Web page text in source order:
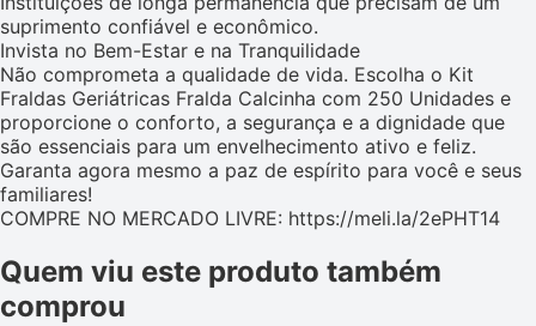
suprimento confiável e econômico.
Invista no Bem-Estar e na Tranquilidade
Não comprometa a qualidade de vida. Escolha o Kit
Fraldas Geriátricas Fralda Calcinha com 250 Unidades e
proporcione o conforto, a segurança e a dignidade que
são essenciais para um envelhecimento ativo e feliz.
Garanta agora mesmo a paz de espírito para você e seus
familiares!
COMPRE NO MERCADO LIVRE: https://meli.la/2ePHT14
Quem viu este produto também
comprou